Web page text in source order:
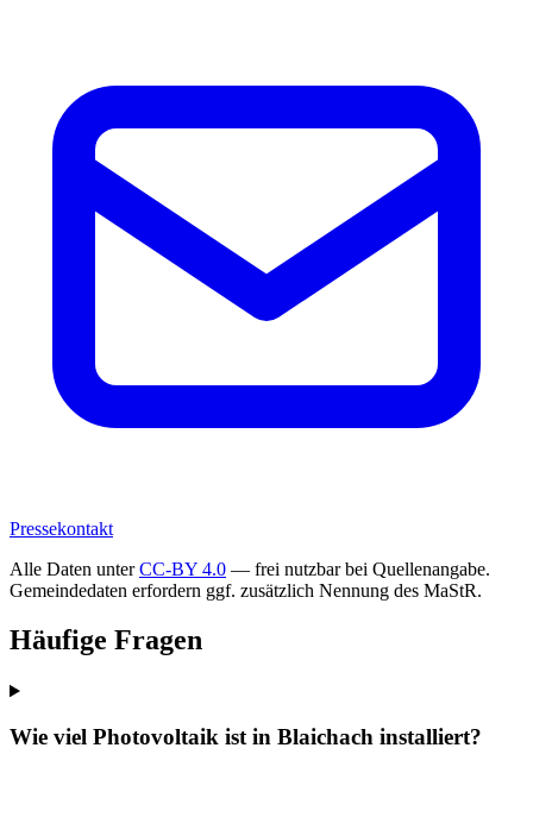
Pressekontakt
Alle Daten unterCC-BY 4.0 — frei nutzbar bei Quellenangabe.
Gemeindedaten erfordern ggf. zusätzlich Nennung des MaStR.
Häufige Fragen
Wie viel Photovoltaik ist in Blaichach installiert?